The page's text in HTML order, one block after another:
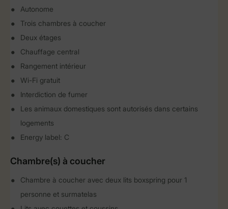
Autonome
Trois chambres à coucher
Deux étages
Chauffage central
Rangement intérieur
Wi-Fi gratuit
Interdiction de fumer
Les animaux domestiques sont autorisés dans certains
logements
Energy label: C
Chambre(s) à coucher
Chambre à coucher avec deux lits boxspring pour 1
personne et surmatelas